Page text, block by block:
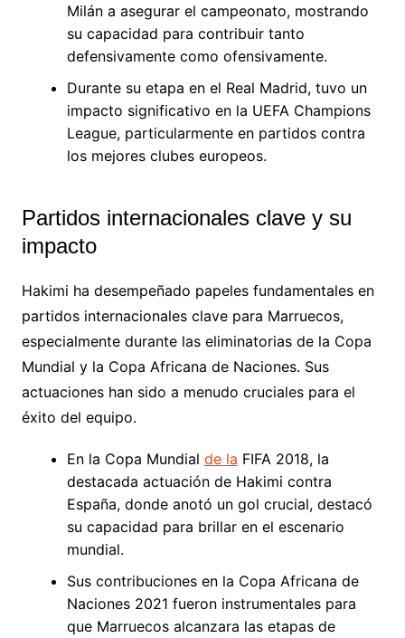
Milán a asegurar el campeonato, mostrando
su capacidad para contribuir tanto
defensivamente como ofensivamente.
Durante su etapa en el Real Madrid, tuvo un
impacto significativo en la UEFA Champions
League, particularmente en partidos contra
los mejores clubes europeos.
Partidos internacionales clave y su
impacto
Hakimi ha desempeñado papeles fundamentales en
partidos internacionales clave para Marruecos,
especialmente durante las eliminatorias de la Copa
Mundial y la Copa Africana de Naciones. Sus
actuaciones han sido a menudo cruciales para el
éxito del equipo.
En la Copa Mundial de la FIFA 2018, la
destacada actuación de Hakimi contra
España, donde anotó un gol crucial, destacó
su capacidad para brillar en el escenario
mundial.
Sus contribuciones en la Copa Africana de
Naciones 2021 fueron instrumentales para
que Marruecos alcanzara las etapas de